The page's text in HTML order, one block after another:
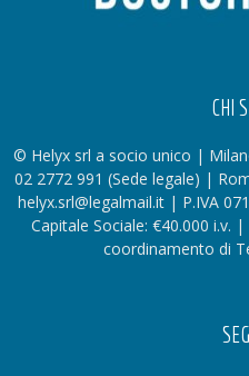
CHI
© Helyx srl a socio unico |
02 2772 991 (Sede legale) |
helyx.srl@legalmail.it | P.IVA
Capitale Sociale: €40.000 i.v.
coordinamento di